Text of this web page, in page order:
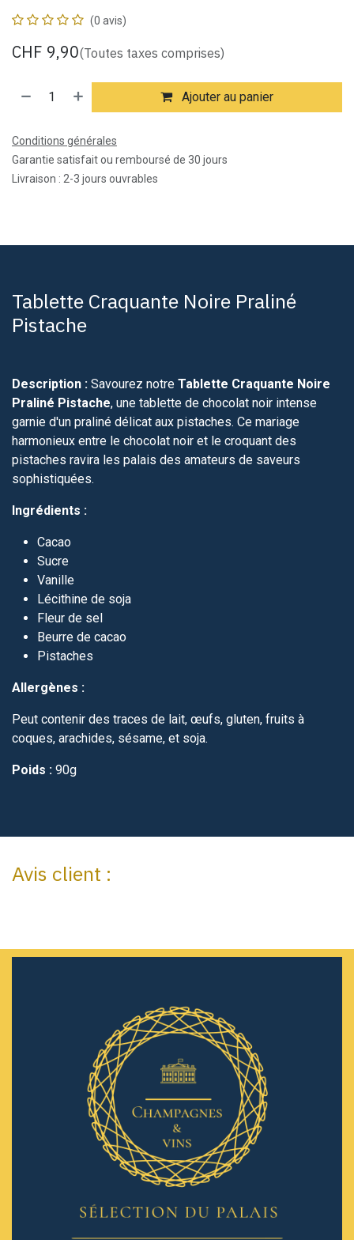
(0 avis)
CHF 9,90(Toutes taxes comprises)
Ajouter au panier
Conditions générales
Garantie satisfait ou remboursé de 30 jours
Livraison : 2-3 jours ouvrables
Tablette Craquante Noire Praliné
Pistache
Description : Savourez notre Tablette Craquante Noire
Praliné Pistache, une tablette de chocolat noir intense
garnie d'un praliné délicat aux pistaches. Ce mariage
harmonieux entre le chocolat noir et le croquant des
pistaches ravira les palais des amateurs de saveurs
sophistiquées.
Ingrédients :
Cacao
Sucre
Vanille
Lécithine de soja
Fleur de sel
Beurre de cacao
Pistaches
Allergènes :
Peut contenir des traces de lait, œufs, gluten, fruits à
coques, arachides, sésame, et soja.
Poids : 90g
Avis client :